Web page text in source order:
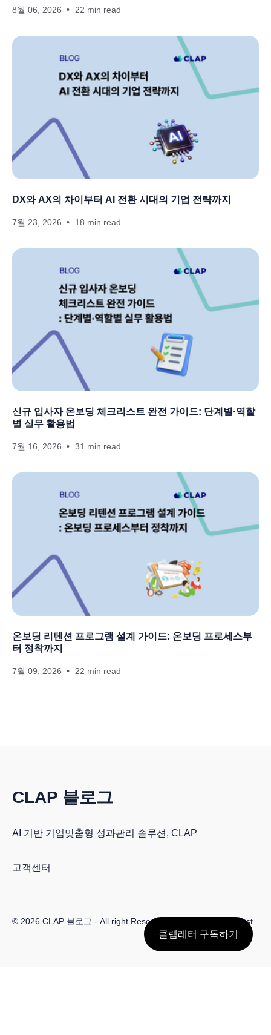
8월 06, 2026 22 min read
DX와 AX의 차이부터 AI 전환 시대의 기업 전략까지
7월 23, 2026 18 min read
신규 입사자 온보딩 체크리스트 완전 가이드: 단계별·역할
별 실무 활용법
7월 16, 2026 31 min read
온보딩 리텐션 프로그램 설계 가이드: 온보딩 프로세스부
터 정착까지
7월 09, 2026 22 min read
CLAP 블로그
AI 기반 기업맞춤형 성과관리 솔루션, CLAP
고객센터
© 2026 CLAP 블로그 - All right Reserved. Published with Ghost
클랩레터 구독하기